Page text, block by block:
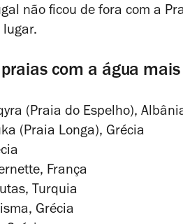
não ficou de fora com a
lugar.
praias com a água
(Praia do Espelho),
(Praia Longa), Grécia
França
Turquia
Grécia